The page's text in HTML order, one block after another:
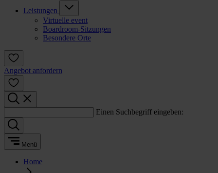
Leistungen
Virtuelle event
Boardroom-Sitzungen
Besondere Orte
Angebot anfordern
Einen Suchbegriff eingeben:
Menü
Home